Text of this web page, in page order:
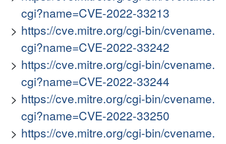
cgi?name=CVE-2022-33213
https://cve.mitre.org/cgi-bin/cvename.
cgi?name=CVE-2022-33242
https://cve.mitre.org/cgi-bin/cvename.
cgi?name=CVE-2022-33244
https://cve.mitre.org/cgi-bin/cvename.
cgi?name=CVE-2022-33250
https://cve.mitre.org/cgi-bin/cvename.